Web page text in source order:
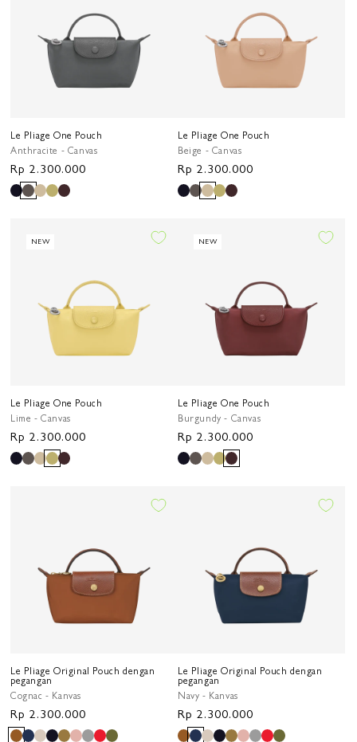
Le Pliage One Pouch
Anthracite - Canvas
Harga
reguler
Rp 2.300.000
Le Pliage One Pouch
Beige - Canvas
Harga
reguler
Rp 2.300.000
NEW
Le Pliage One Pouch
Lime - Canvas
Harga
reguler
Rp 2.300.000
NEW
Le Pliage One Pouch
Burgundy - Canvas
Harga
reguler
Rp 2.300.000
Le Pliage Original Pouch dengan
pegangan
Cognac - Kanvas
Harga
reguler
Rp 2.300.000
Le Pliage Original Pouch dengan
pegangan
Navy - Kanvas
Harga
reguler
Rp 2.300.000